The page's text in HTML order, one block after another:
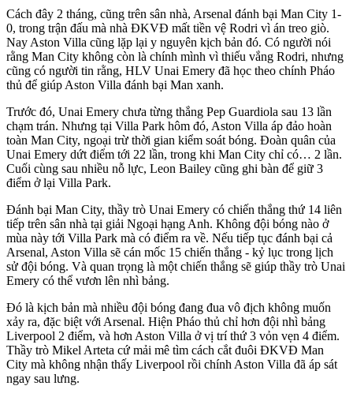
Cách đây 2 tháng, cũng trên sân nhà, Arsenal đánh bại Man City 1-
0, trong trận đấu mà nhà ĐKVĐ mất tiền vệ Rodri vì án treo giò.
Nay Aston Villa cũng lặp lại y nguyên kịch bản đó. Có người nói
rằng Man City không còn là chính mình vì thiếu vắng Rodri, nhưng
cũng có người tin rằng, HLV Unai Emery đã học theo chính Pháo
thủ để giúp Aston Villa đánh bại Man xanh.
Trước đó, Unai Emery chưa từng thắng Pep Guardiola sau 13 lần
chạm trán. Nhưng tại Villa Park hôm đó, Aston Villa áp đảo hoàn
toàn Man City, ngoại trừ thời gian kiểm soát bóng. Đoàn quân của
Unai Emery dứt điểm tới 22 lần, trong khi Man City chỉ có… 2 lần.
Cuối cùng sau nhiều nỗ lực, Leon Bailey cũng ghi bàn để giữ 3
điểm ở lại Villa Park.
Đánh bại Man City, thầy trò Unai Emery có chiến thắng thứ 14 liên
tiếp trên sân nhà tại giải Ngoại hạng Anh. Không đội bóng nào ở
mùa này tới Villa Park mà có điểm ra về. Nếu tiếp tục đánh bại cả
Arsenal, Aston Villa sẽ cán mốc 15 chiến thắng - kỷ lục trong lịch
sử đội bóng. Và quan trọng là một chiến thắng sẽ giúp thầy trò Unai
Emery có thể vươn lên nhì bảng.
Đó là kịch bản mà nhiều đội bóng đang đua vô địch không muốn
xảy ra, đặc biệt với Arsenal. Hiện Pháo thủ chỉ hơn đội nhì bảng
Liverpool 2 điểm, và hơn Aston Villa ở vị trí thứ 3 vỏn vẹn 4 điểm.
Thầy trò Mikel Arteta cứ mải mê tìm cách cắt đuôi ĐKVĐ Man
City mà không nhận thấy Liverpool rồi chính Aston Villa đã áp sát
ngay sau lưng.